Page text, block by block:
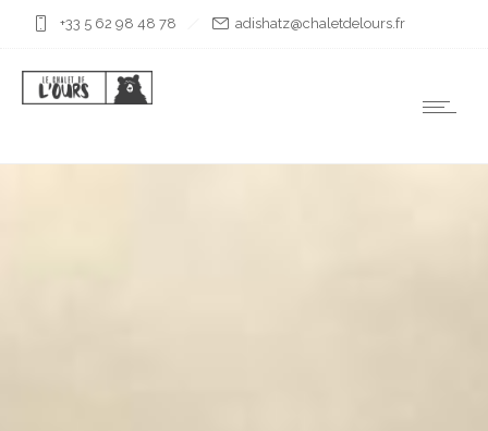
+33 5 62 98 48 78 rf.sruoledtelahc@ztahsida